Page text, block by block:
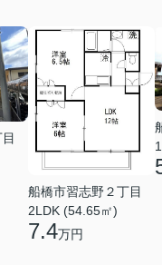
船橋市習志野２丁目
2LDK (54.65㎡)
7.4万円